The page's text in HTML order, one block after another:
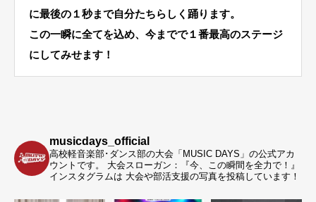
に最後の１秒まで自分たちらしく踊ります。
この一瞬に全てを込め、今までで１番最高のステージ
にしてみせます！
musicdays_official
高校軽音楽部･ダンス部の大会「MUSIC DAYS」の公式アカ
ウントです。
大会スローガン：『今、この瞬間を全力で！』
インスタグラムは 大会や部活支援の写真を投稿しています！